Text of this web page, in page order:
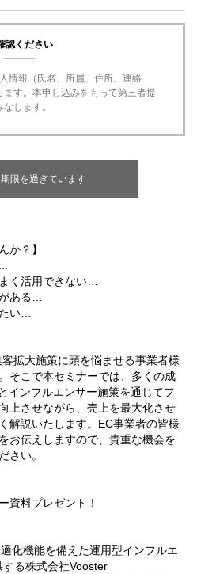
認ください
情報（氏名、所属、住所、連絡
す。本申し込みをもって第三者提
します。
限を過ぎています
か？】
く活用できない…
ある…
い…
拡大施策に頭を悩ませる事業者様
そこで本セミナーでは、多くの成
インフルエンサー施策を通じてフ
上させながら、売上を最大化させ
解説いたします。EC事業者の皆様
お伝えしますので、貴重な機会を
さい。
資料プレゼント！
化機能を備えた運用型インフルエ
る株式会社Vooster